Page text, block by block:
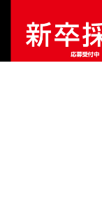
販売価格¥